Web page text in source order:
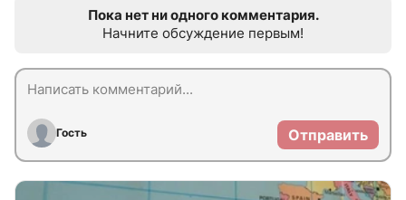
Пока нет ни одного комментария.
Начните обсуждение первым!
Гость Отправить